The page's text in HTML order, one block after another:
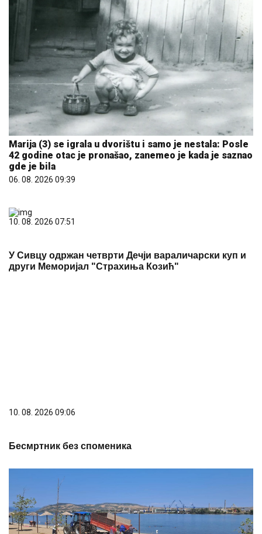
Marija (3) se igrala u dvorištu i samo je nestala: Posle
42 godine otac je pronašao, zanemeo je kada je saznao
gde je bila
06. 08. 2026 09:39
10. 08. 2026 07:51
други Меморијал "Страхиња Козић"
10. 08. 2026 09:45